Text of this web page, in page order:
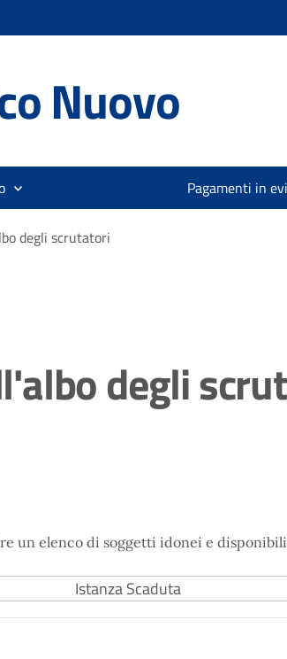
Nuovo
Pagamenti in
degli scrutatori
degli
un elenco di soggetti idonei e
Istanza Scaduta